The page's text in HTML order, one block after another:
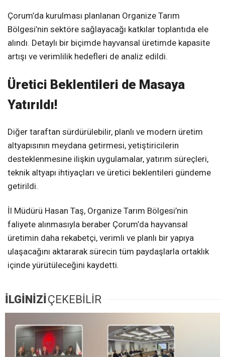
Çorum’da kurulması planlanan Organize Tarım
Bölgesi’nin sektöre sağlayacağı katkılar toplantıda ele
alındı. Detaylı bir biçimde hayvansal üretimde kapasite
artışı ve verimlilik hedefleri de analiz edildi.
Üretici Beklentileri de Masaya
Yatırıldı!
Diğer taraftan sürdürülebilir, planlı ve modern üretim
altyapısının meydana getirmesi, yetiştiricilerin
desteklenmesine ilişkin uygulamalar, yatırım süreçleri,
teknik altyapı ihtiyaçları ve üretici beklentileri gündeme
getirildi.
İl Müdürü Hasan Taş, Organize Tarım Bölgesi’nin
faliyete alınmasıyla beraber Çorum’da hayvansal
üretimin daha rekabetçi, verimli ve planlı bir yapıya
ulaşacağını aktararak sürecin tüm paydaşlarla ortaklık
içinde yürütüleceğini kaydetti.
İLGİNİZİÇEKEBİLİR